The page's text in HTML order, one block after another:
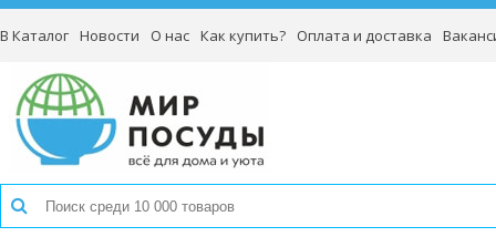
В Каталог Новости О нас Как купить? Оплата и доставка